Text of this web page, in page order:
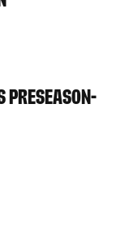
PRESEASON-